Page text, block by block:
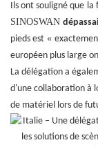
Ils ont souligné que la
SINOSWAN
pieds est «
européen plus large
La délégation a
d'une collaboration à
de matériel lors de